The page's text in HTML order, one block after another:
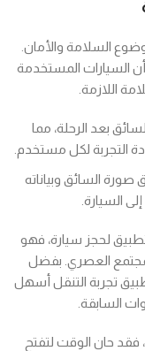
السلامة والأمان.
السيارات المستخدمة
اللازمة.
بعد الرحلة، مما
التجربة لكل مستخدم.
السائق وبياناته
السيارة.
لحجز سيارة، فهو
العصري. بفضل
تجربة التنقل أسهل
السابقة.
فقد حان الوقت لتفتح